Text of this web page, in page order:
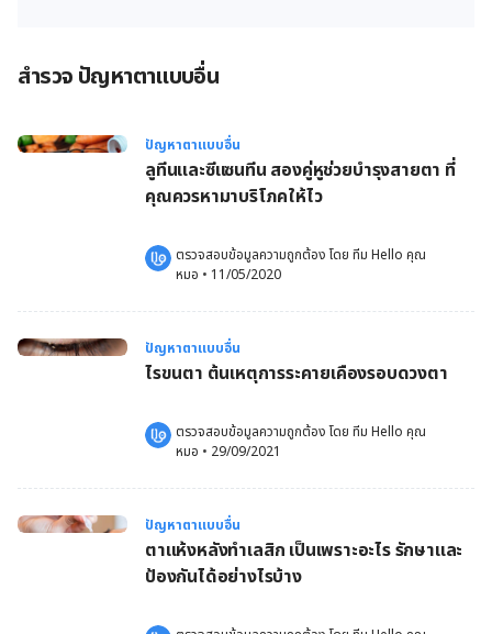
สำรวจ ปัญหาตาแบบอื่น
ปัญหาตาแบบอื่น
ลูทีนและซีแซนทีน สองคู่หูช่วยบำรุงสายตา ที่
คุณควรหามาบริโภคให้ไว
ตรวจสอบข้อมูลความถูกต้อง โดย ทีม Hello คุณ
หมอ • 11/05/2020
ปัญหาตาแบบอื่น
ไรขนตา ต้นเหตุการระคายเคืองรอบดวงตา
ตรวจสอบข้อมูลความถูกต้อง โดย ทีม Hello คุณ
หมอ • 29/09/2021
ปัญหาตาแบบอื่น
ตาแห้งหลังทำเลสิก เป็นเพราะอะไร รักษาและ
ป้องกันได้อย่างไรบ้าง